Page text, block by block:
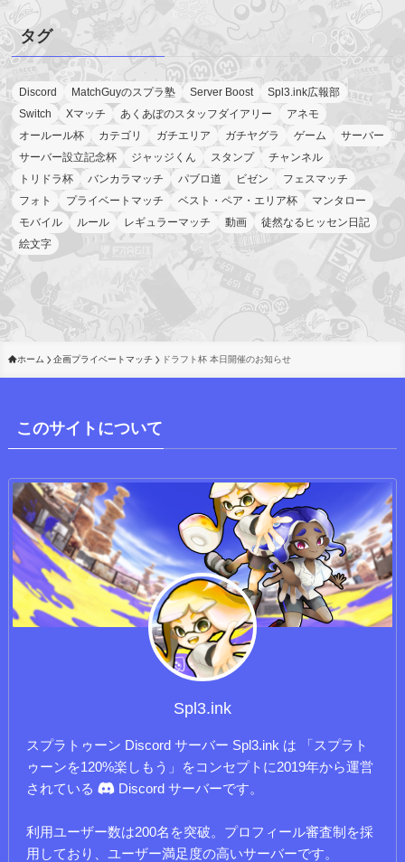
タグ
Discord MatchGuyのスプラ塾 Server Boost
Spl3.ink広報部
Switch
Xマッチ あくあぽのスタッフダイアリー
アネモ
オールール杯
カテゴリ ガチエリア ガチヤグラ ゲーム
サーバー
サーバー設立記念杯
ジャッジくん スタンプ
チャンネル
トリドラ杯
バンカラマッチ パブロ道 ビゼン
フェスマッチ
フォト
プライベートマッチ ベスト・ペア・エリア杯
マンタロー
モバイル
ルール レギュラーマッチ 動画
徒然なるヒッセン日記
絵文字
ホーム 企画プライベートマッチ ドラフト杯 本日開催のお知らせ
このサイトについて
Spl3.ink
スプラトゥーン Discord サーバー Spl3.ink は 「スプラト
ゥーンを120%楽しもう」をコンセプトに2019年から運営
されている
Discord サーバーです。
利用ユーザー数は200名を突破。プロフィール審査制を採
用しており、ユーザー満足度の高いサーバーです。